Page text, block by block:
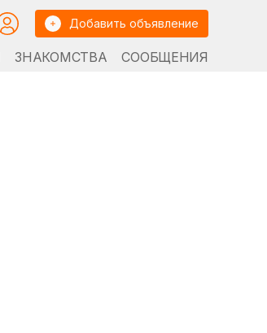
Добавить объявление
ЗНАКОМСТВА СООБЩЕНИЯ